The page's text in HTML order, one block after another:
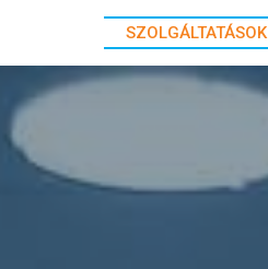
SZOLGÁLTATÁSOK